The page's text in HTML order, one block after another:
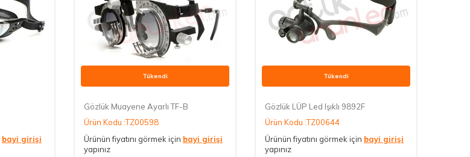
bayi girişi
Tükendi
Gözlük Muayene Ayarlı TF-B
Ürün Kodu :TZ00598
Ürünün fiyatını görmek için bayi girişi
yapınız
Tükendi
Gözlük LÜP Led Işıklı 9892F
Ürün Kodu :TZ00644
Ürünün fiyatını görmek için bayi girişi
yapınız